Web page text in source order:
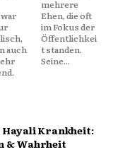
auch
oft
Seine...
Hayali Krankheit:
& Wahrheit